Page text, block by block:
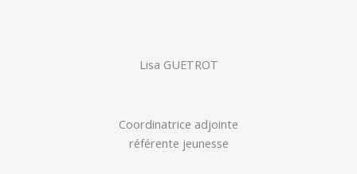
Lisa GUETROT
Coordinatrice adjointe
référente jeunesse